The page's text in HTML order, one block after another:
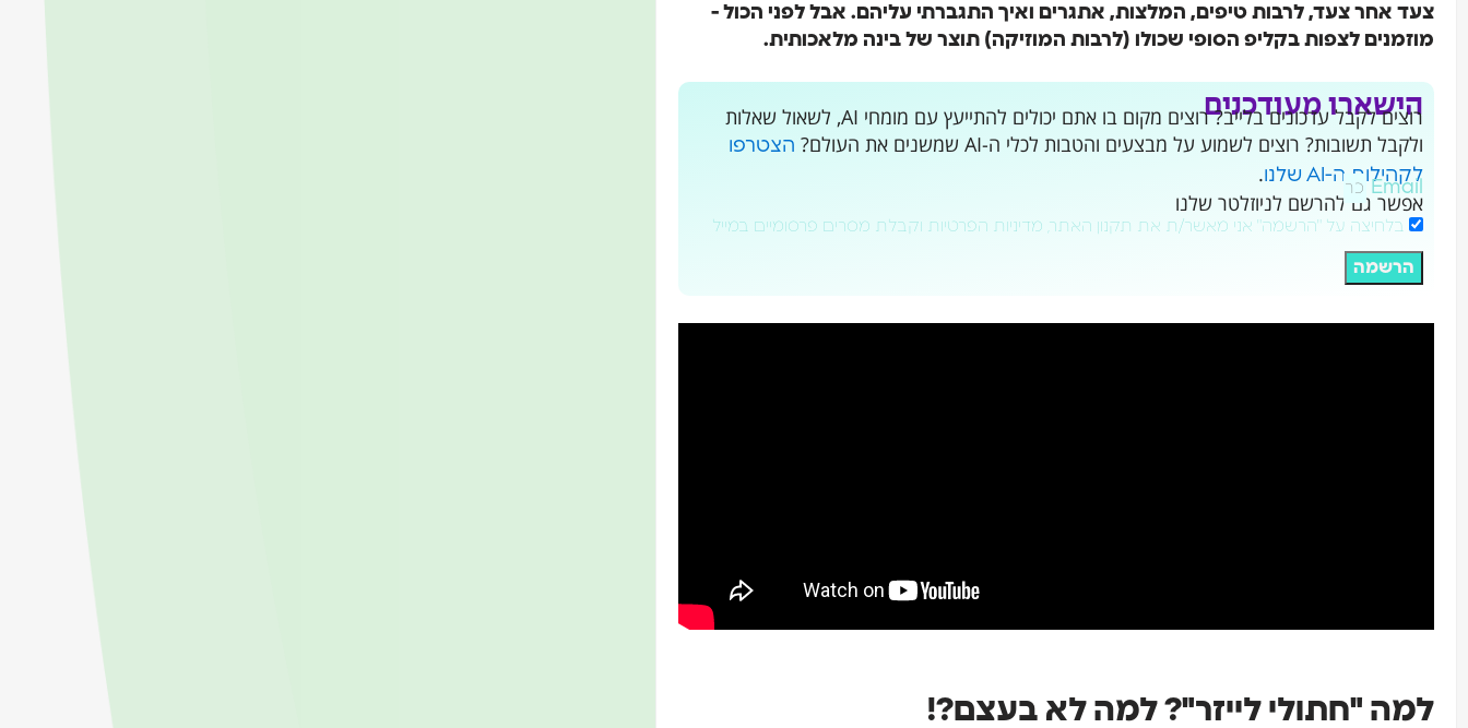
צעד אחר צעד, לרבות טיפים, המלצות, אתגרים ואיך התגברתי עליהם. אבל לפני הכול -
מוזמנים לצפות בקליפ הסופי שכולו (לרבות המוזיקה) תוצר של בינה מלאכותית.
הישארו מעודכנים
רוצים לקבל עדכונים בלייב? רוצים מקום בו אתם יכולים להתייעץ עם מומחי AI, לשאול שאלות
ולקבל תשובות? רוצים לשמוע על מבצעים והטבות לכלי ה-AI שמשנים את העולם?
הצטרפו
לקהילות ה-AI שלנו
.
אפשר גם להרשם לניוזלטר שלנו
Email
בלחיצה על "הרשמה" אני מאשר/ת את תקנון האתר, מדיניות הפרטיות וקבלת מסרים פרסומיים במייל
הרשמה
למה "חתולי לייזר"? למה לא בעצם?!